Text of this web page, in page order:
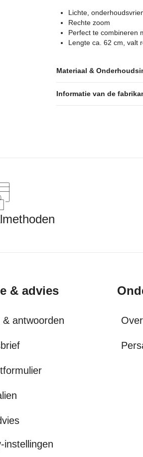
Lichte,
Rechte zoom
Perfect te combineren
Lengte ca. 62 cm, valt
Materiaal &
Informatie van de
& advies
& antwoorden
instellingen